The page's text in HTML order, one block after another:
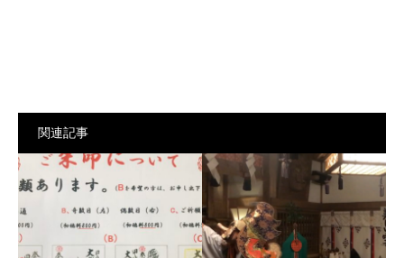
関連記事